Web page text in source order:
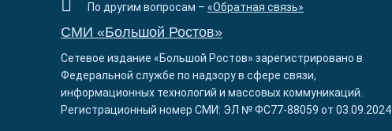
По другим вопросам – «Обратная связь»
СМИ «Большой Ростов»
Сетевое издание «Большой Ростов» зарегистрировано в
Федеральной службе по надзору в сфере связи,
информационных технологий и массовых коммуникаций.
Регистрационный номер СМИ: ЭЛ № ФС77-88059 от 03.09.2024